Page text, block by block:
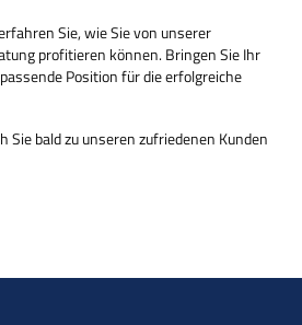
Sie, wie Sie von unserer
profitieren können. Bringen Sie Ihr
Position für die erfolgreiche
Sie bald zu unseren zufriedenen Kunden